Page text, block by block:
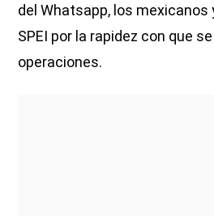
del Whatsapp, los mexicanos
SPEI por la rapidez con que
operaciones.